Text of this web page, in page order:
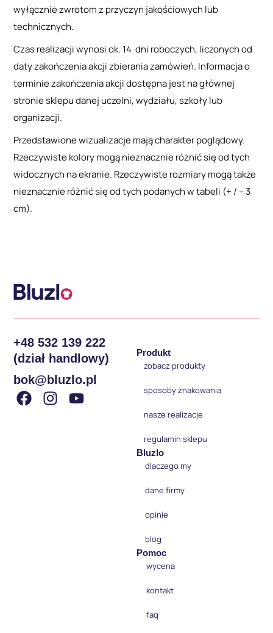
wyłącznie zwrotom z przyczyn jakościowych lub
technicznych.
Czas realizacji wynosi ok. 14 dni roboczych, liczonych od
daty zakończenia akcji zbierania zamówień. Informacja o
terminie zakończenia akcji dostępna jest na głównej
stronie sklepu danej uczelni, wydziału, szkoły lub
organizacji.
Przedstawione wizualizacje mają charakter poglądowy.
Rzeczywiste kolory mogą nieznacznie różnić się od tych
widocznych na ekranie. Rzeczywiste rozmiary mogą także
nieznacznie różnić się od tych podanych w tabeli (+ / – 3
cm).
+48 532 139 222
(dział handlowy)
bok@bluzlo.pl
Produkt
zobacz produkty
sposoby znakowania
nasze realizacje
regulamin sklepu
Bluzlo
dlaczego my
dane firmy
opinie
blog
Pomoc
wycena
kontakt
faq